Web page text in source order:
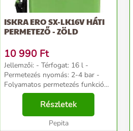
ISKRA ERO SX-LK16V HÁTI
PERMETEZŐ - ZÖLD
10 990 Ft
Jellemzői: - Térfogat: 16 l -
Permetezés nyomás: 2-4 bar -
Folyamatos permetezés funkció
Tartozék fúvókák: - Négy lyukas
beállítható fúvóka - Széles
szórású fúvóka - Dupla kúpos
fúvóka - Egy kúpos fú...
Részletek
Pepita